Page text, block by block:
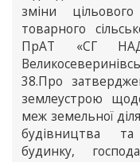
зміни
товарного
ПрАТ «СГ
38.Про
землеустрою
меж земельної
будівництва та
будинку,